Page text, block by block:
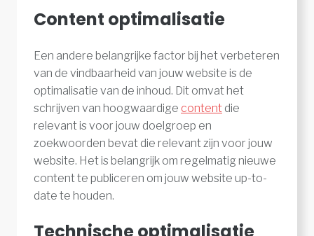
Content optimalisatie
Een andere belangrijke factor bij het verbeteren
van de vindbaarheid van jouw website is de
optimalisatie van de inhoud. Dit omvat het
schrijven van hoogwaardige content die
relevant is voor jouw doelgroep en
zoekwoorden bevat die relevant zijn voor jouw
website. Het is belangrijk om regelmatig nieuwe
content te publiceren om jouw website up-to-
date te houden.